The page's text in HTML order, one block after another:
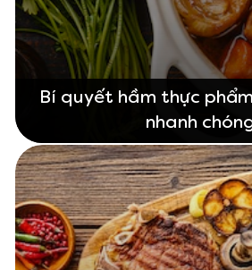
Bí quyết hầm thực
nhanh